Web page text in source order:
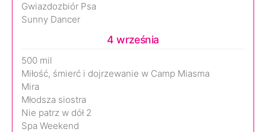
Gwiazdozbiór Psa
Sunny Dancer
4 września
500 mil
Miłość, śmierć i dojrzewanie w Camp Miasma
Mira
Młodsza siostra
Nie patrz w dół 2
Spa Weekend